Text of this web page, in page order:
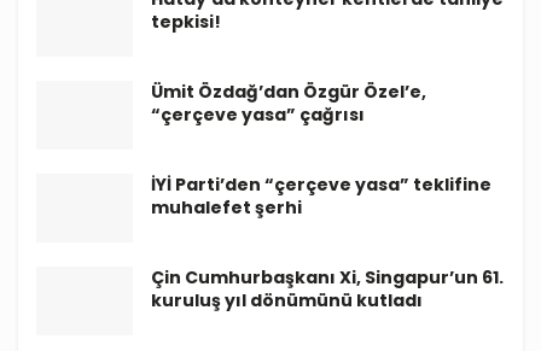
tepkisi!
Ümit Özdağ’dan Özgür Özel’e,
“çerçeve yasa” çağrısı
İYİ Parti’den “çerçeve yasa” teklifine
muhalefet şerhi
Çin Cumhurbaşkanı Xi, Singapur’un 61.
kuruluş yıl dönümünü kutladı